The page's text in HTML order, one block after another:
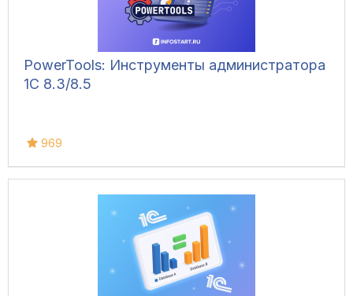
PowerTools: Инструменты администратора
1С 8.3/8.5
969